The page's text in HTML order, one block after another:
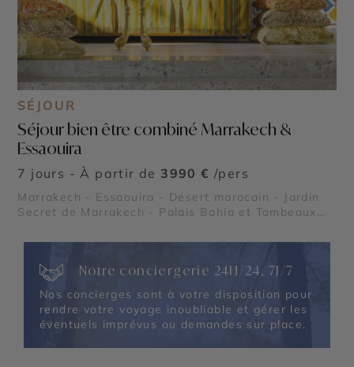
SÉJOUR
Séjour bien être combiné Marrakech &
Essaouira
7 jours - À partir de 3990 € /pers
Marrakech - Essaouira - Désert marocain - Jardin
Secret de Marrakech - Palais Bahia et Tombeaux
Notre conciergerie 24H/24, 7J/7
Nos concierges sont à votre disposition pour
rendre votre voyage inoubliable et gérer les
éventuels imprévus ou demandes sur place.